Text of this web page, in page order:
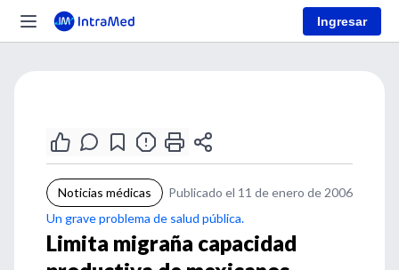
Ingresar
Noticias médicas
Publicado el 11 de enero de 2006
Un grave problema de salud pública.
Limita migraña capacidad